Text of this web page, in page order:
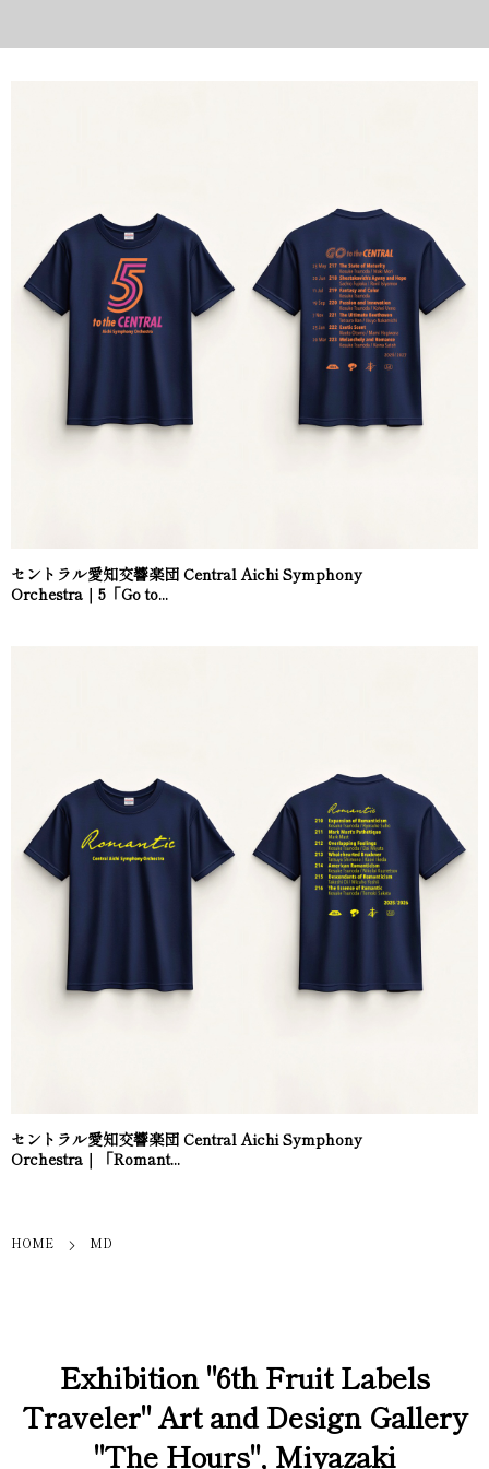
セントラル愛知交響楽団 Central Aichi Symphony
Orchestra｜5「Go to...
セントラル愛知交響楽団 Central Aichi Symphony
Orchestra｜「Romant...
HOME MD
Exhibition "6th Fruit Labels
Traveler" Art and Design Gallery
"The Hours", Miyazaki